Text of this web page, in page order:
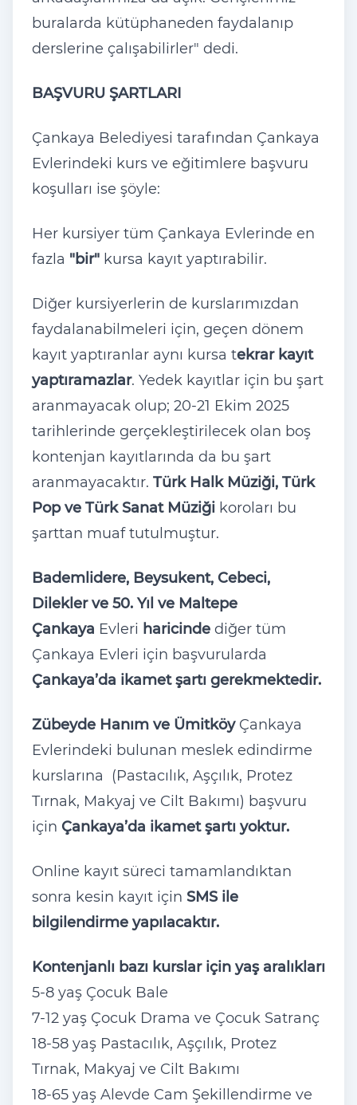
buralarda kütüphaneden faydalanıp
derslerine çalışabilirler" dedi.
BAŞVURU ŞARTLARI
Çankaya Belediyesi tarafından Çankaya
Evlerindeki kurs ve eğitimlere başvuru
koşulları ise şöyle:
Her kursiyer tüm Çankaya Evlerinde en
fazla "bir" kursa kayıt yaptırabilir.
Diğer kursiyerlerin de kurslarımızdan
faydalanabilmeleri için, geçen dönem
kayıt yaptıranlar aynı kursa tekrar kayıt
yaptıramazlar. Yedek kayıtlar için bu şart
aranmayacak olup; 20-21 Ekim 2025
tarihlerinde gerçekleştirilecek olan boş
kontenjan kayıtlarında da bu şart
aranmayacaktır. Türk Halk Müziği, Türk
Pop ve Türk Sanat Müziği koroları bu
şarttan muaf tutulmuştur.
Bademlidere, Beysukent, Cebeci,
Dilekler ve 50. Yıl ve Maltepe
Çankaya Evleri haricinde diğer tüm
Çankaya Evleri için başvurularda
Çankaya’da ikamet şartı gerekmektedir.
Zübeyde Hanım ve Ümitköy Çankaya
Evlerindeki bulunan meslek edindirme
kurslarına (Pastacılık, Aşçılık, Protez
Tırnak, Makyaj ve Cilt Bakımı) başvuru
için Çankaya’da ikamet şartı yoktur.
Online kayıt süreci tamamlandıktan
sonra kesin kayıt için SMS ile
bilgilendirme yapılacaktır.
Kontenjanlı bazı kurslar için yaş aralıkları
5-8 yaş Çocuk Bale
7-12 yaş Çocuk Drama ve Çocuk Satranç
18-58 yaş Pastacılık, Aşçılık, Protez
Tırnak, Makyaj ve Cilt Bakımı
18-65 yaş Alevde Cam Şekillendirme ve